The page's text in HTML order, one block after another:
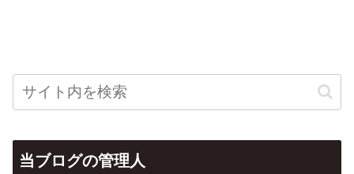
当ブログの管理人